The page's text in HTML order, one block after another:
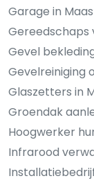
Garage in
Gereedschaps
Gevel
Gevelreiniging
Glaszetters in
Groendak
Hoogwerker
Infrarood